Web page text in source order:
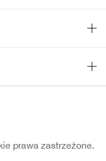
prawa zastrzeżone.